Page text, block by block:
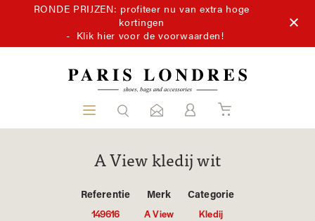
RONDE PRIJZEN: profiteer nu van extra hoge
kortingen
- Klik hier voor de voorwaarden!
A View kledij wit
Referentie
149616
Merk
A View
Categorie
Kledij